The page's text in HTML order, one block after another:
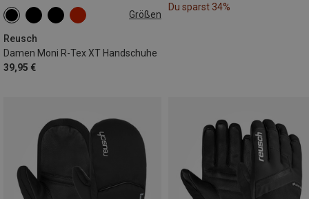
Größen
Reusch
Damen Moni R-Tex XT Handschuhe
39,95 €
6 6.5
8.5
Du sparst 34%